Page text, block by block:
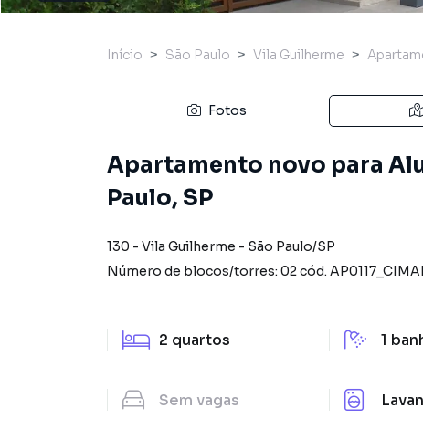
Início São Paulo Vila Guilherme
Fotos
Apartamento novo para
Paulo, SP
130 - Vila Guilherme - São Paulo/SP
Número de blocos/torres: 02cód.
2 quartos 1
Sem vagas